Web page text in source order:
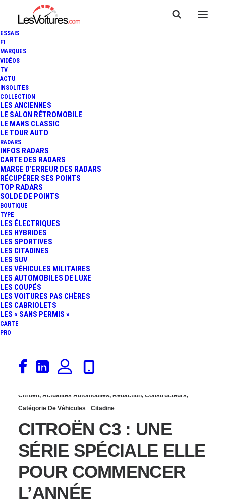
ESSAIS
F1
MARQUES
VIDÉOS
TV
ACTU
INSOLITES
COLLECTION
LES ANCIENNES
LE SALON RÉTROMOBILE
LE MANS CLASSIC
LE TOUR AUTO
RADARS
INFOS RADARS
CARTE DES RADARS
MARGE D’ERREUR DES RADARS
RÉCUPÉRER SES POINTS
TOP RADARS
SOLDE DE POINTS
BOUTIQUE
TYPE
LES ÉLECTRIQUES
LES HYBRIDES
LES SPORTIVES
LES CITADINES
LES SUV
LES VÉHICULES MILITAIRES
LES AUTOMOBILES DE LUXE
LES COUPÉS
LES VOITURES PAS CHÈRES
LES CABRIOLETS
LES « SANS PERMIS »
CARTE
PRO
24 mai 2018
CITROËN C5 AIRCROSS :
LE « SUV AUX
CHEVRONS »
DÉBARQUE EN EUROPE
Citroën, Actualités Automobiles, Rédaction, Constructeurs,
Catégorie De Véhicules
Citadine
CITROËN C3 : UNE
SÉRIE SPÉCIALE ELLE
POUR COMMENCER
L’ANNÉE